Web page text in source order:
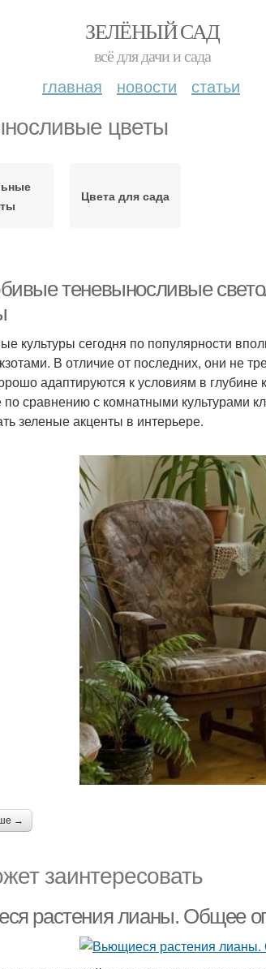
ЗЕЛЁНЫЙ САД
всё для дачи и сада
главная новости статьи
цветы
Цвета для сада
теневыносливые
культуры сегодня по популярности
В отличие от последних, они не
адаптируются к условиям в
сравнению с комнатными культурами
зеленые акценты в интерьере.
→
заинтересовать
растения лианы. Общее